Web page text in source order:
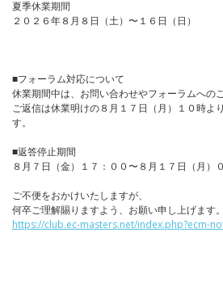
夏季休業期間
２０２６年８月８日（土）〜１６日（日）
■フォーラム対応について
休業期間中は、お問い合わせやフォーラムへの
ご返信は休業明けの８月１７日（月）１０時よ
す。
■返答停止期間
８月７日（金）１７：００〜８月１７日（月）
ご不便をおかけいたしますが、
何卒ご理解賜りますよう、お願い申し上げます。
https://club.ec-masters.net/index.php?ecm-